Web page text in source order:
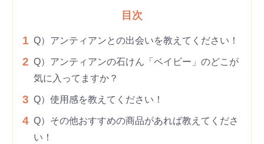
目次
1 Q）アンティアンとの出会いを教えてください！
2 Q）アンティアンの石けん「ベイビー」のどこが
気に入ってますか？
3 Q）使用感を教えてください！
4 Q）その他おすすめの商品があれば教えてくださ
い！